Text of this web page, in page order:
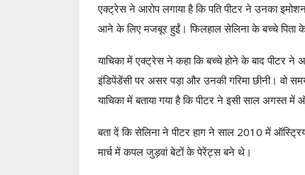
एक्ट्रेस ने आरोप लगाया है कि पति पीटर ने उनका
आने के लिए मजबूर हुईं। फिलहाल सेलिना के बच्चे पिता
याचिका में एक्ट्रेस ने कहा कि बच्चे होने के बाद पीटर
इंडिपेंडेंसी पर असर पड़ा और उनकी गरिमा छीनी। वो
याचिका में बताया गया है कि पीटर ने इसी साल अगस्त
बता दें कि सेलिना ने पीटर हाग ने साल 2010 में
मार्च में कपल जुड़वां बेटों के पेरेंट्स बने थे।